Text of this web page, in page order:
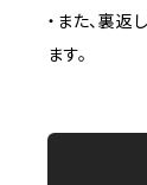
・また、裏
ます。